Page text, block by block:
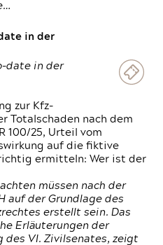
in der
date in der
zur Kfz-
Totalschaden nach dem
100/25, Urteil vom
auf die fiktive
ermitteln: Wer ist der
müssen nach der
auf der Grundlage des
erstellt sein. Das
Erläuterungen der
des VI. Zivilsenates, zeigt